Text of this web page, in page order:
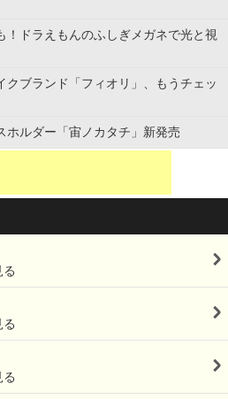
！ドラえもんのふしぎメガネで光と視
クブランド「フィオリ」、もうチェッ
ホルダー「宙ノカタチ」新発売